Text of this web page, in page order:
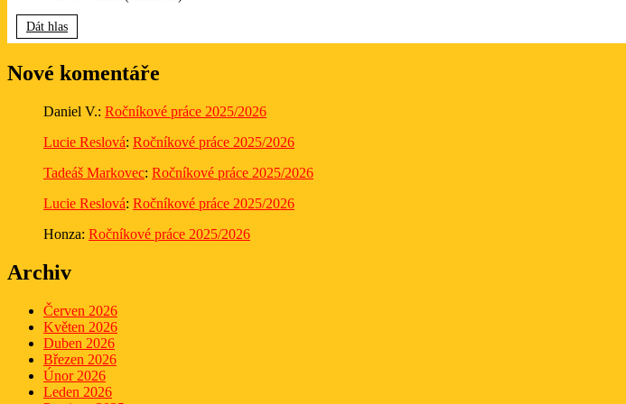
Dát hlas
Nové komentáře
Daniel V.: Ročníkové práce 2025/2026
Lucie Reslová: Ročníkové práce 2025/2026
Tadeáš Markovec: Ročníkové práce 2025/2026
Lucie Reslová: Ročníkové práce 2025/2026
Honza: Ročníkové práce 2025/2026
Archiv
Červen 2026
Květen 2026
Duben 2026
Březen 2026
Únor 2026
Leden 2026